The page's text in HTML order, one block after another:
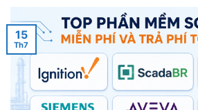
15
Th7